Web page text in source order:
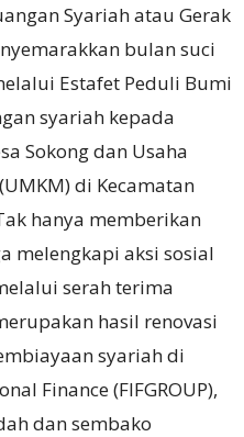
Syariah atau Gerak
bulan suci
Estafet Peduli Bumi
syariah kepada
Sokong dan Usaha
di Kecamatan
hanya memberikan
melengkapi aksi sosial
serah terima
hasil renovasi
syariah di
Finance (FIFGROUP),
dan sembako